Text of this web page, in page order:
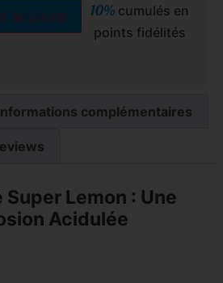
au panier 10% cumulés en
points fidélités
complémentaires
Lemon : Une
Acidulée